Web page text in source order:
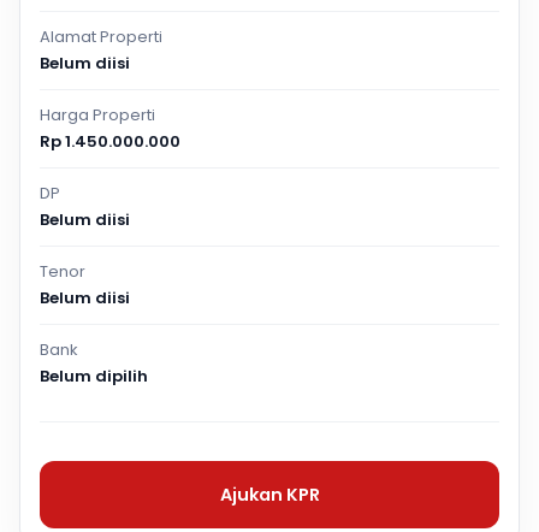
Alamat Properti
Belum diisi
Harga Properti
Rp 1.450.000.000
DP
Belum diisi
Tenor
Belum diisi
Bank
Belum dipilih
Ajukan KPR